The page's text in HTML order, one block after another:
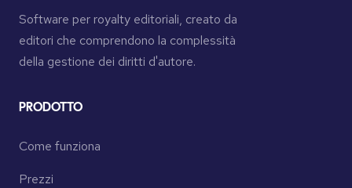
Software per royalty editoriali, creato da
editori che comprendono la complessità
della gestione dei diritti d'autore.
PRODOTTO
Come funziona
Prezzi